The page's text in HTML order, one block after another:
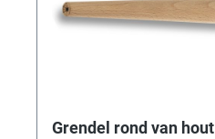
Grendel rond van hout